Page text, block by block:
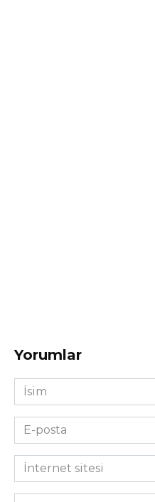
Yorumlar
İsim
*
E-
posta
*İnternet
sitesi